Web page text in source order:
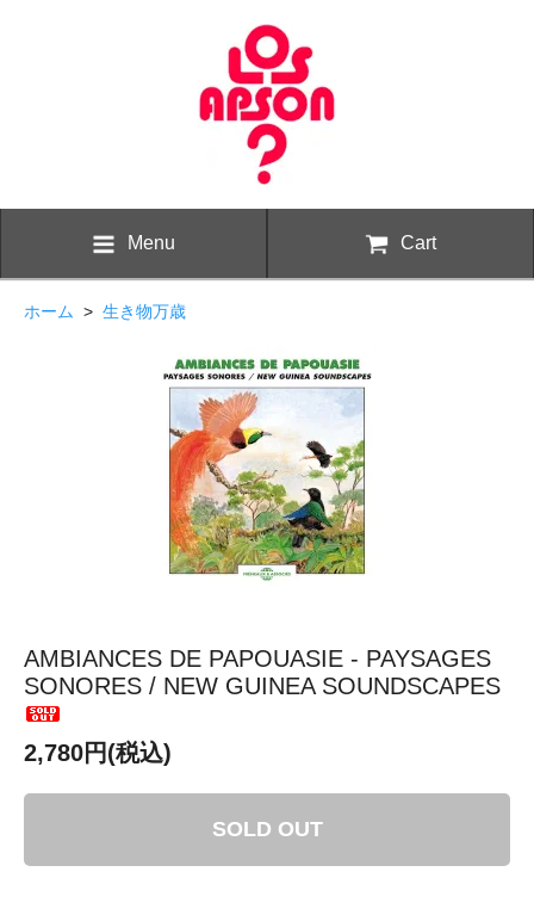
Menu Cart
ホーム > 生き物万歳
AMBIANCES DE PAPOUASIE - PAYSAGES
SONORES / NEW GUINEA SOUNDSCAPES
2,780円(税込)
SOLD OUT